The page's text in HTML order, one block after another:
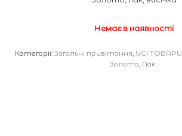
Немає в наявності
Категорії:Загальні привітання, УСІ ТОВАРИ
Золото, Лак